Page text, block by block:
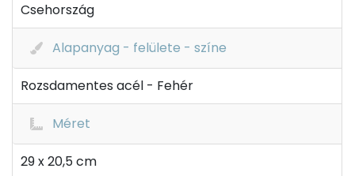
Csehország
Alapanyag - felülete - színe
Rozsdamentes acél - Fehér
Méret
29 x 20,5 cm